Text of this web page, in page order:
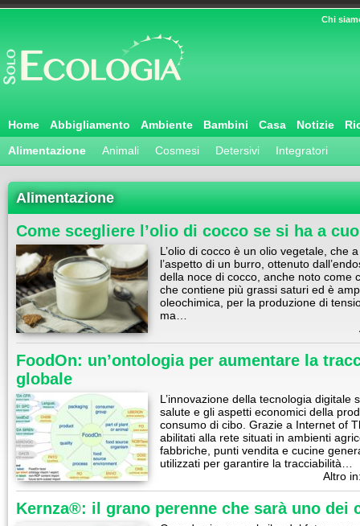
Chi
Home Abbigliamento Ambiente Bambini Casa Notizie
Alimentazione
Animali Cosmesi Detersivi Integratori
Alimentazione
Come scegliere l’olio di cocco se si ha a
L’olio di cocco è un olio vegetale, che
l’aspetto di un burro, ottenuto
della noce di cocco, anche noto come
che contiene più grassi saturi ed è
oleochimica, per la produzione di
ma…
FoodOn: un’ontologia per aumentare la
globale
L’innovazione della tecnologia digitale
salute e gli aspetti economici della
consumo di cibo. Grazie a Internet of
abilitati alla rete situati in ambienti
fabbriche, punti vendita e cucine
utilizzati per garantire la tracciabilità…
Altro
Kernza®: il grano perenne che sarà uno dei